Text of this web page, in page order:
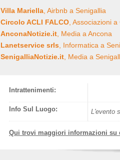
Villa Mariella , Airbnb a Senigallia
Circolo ACLI FALCO , Associazioni
AnconaNotizie.it , Media a Ancona
Lanetservice srls , Informatica a
SenigalliaNotizie.it , Media a
Intrattenimenti:
Info Sul Luogo: L'evento
Qui trovi maggiori informazioni su